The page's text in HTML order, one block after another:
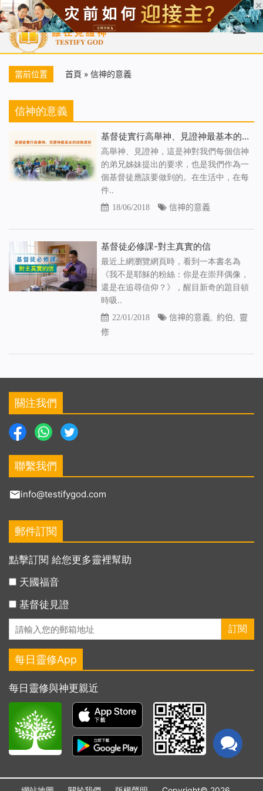
首頁 每日靈糧 天國福音 基督徒見證 信仰解答 聖經
當前位置 首頁 » 信神的意義
信神的意義
基督徒實行高舉神、見證神最基本的四條原則
高舉神、見證神，這是神對我們每個信神
的弟兄姊妹提出的要求，也是我們作為一
個基督徒應該要做到的。在生活中，在每
件..
18/06/2018 信神的意義
基督徒必修課-對主真實的信
最近上網瀏覽網頁時，看到一本書名為
《我不是耶穌的粉絲：你是在崇拜偶像，
還是在追尋信仰？》，醒目新奇的題目頓
時吸..
22/01/2018 信神的意義, 約伯
靈
修
關注我們
聯繫我們
info@testifygod.com
郵件訂閱
點擊訂閱 給您更多靈裡幫助
天國福音
基督徒見證
每日靈修App
每日靈修與神更親近